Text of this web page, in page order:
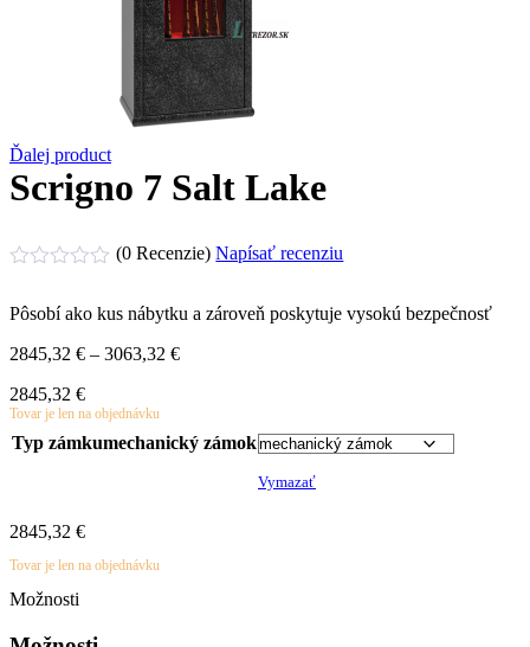
Ďalej product
Scrigno 7 Salt Lake
z
(0 Recenzie)Napísať recenziu
Pôsobí ako kus nábytku a zároveň poskytuje vysokú bezpečnosť
2845,32 € – 3063,32 €Price
3063,32 €
2845,32 €
Tovar je len na objednávku
Typ zámkumechanický zámok
Vymazať
2845,32 €
Tovar je len na objednávku
Možnosti